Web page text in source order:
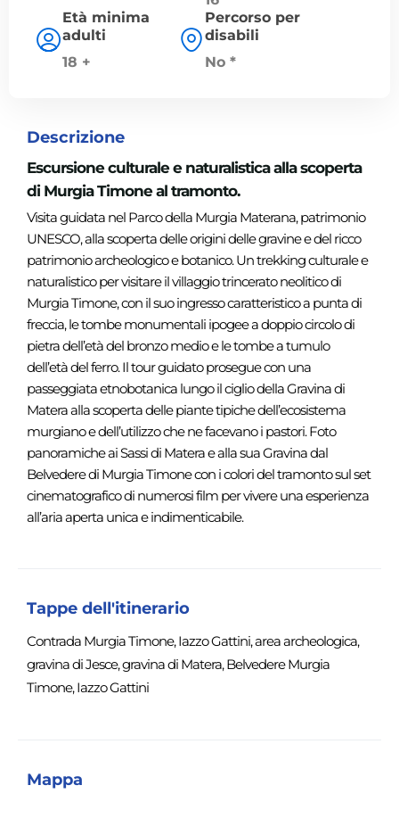
Età minima
adulti
18 +
Percorso per
disabili
No *
Descrizione
Escursione culturale e naturalistica alla scoperta
di Murgia Timone al tramonto.
Visita guidata nel Parco della Murgia Materana, patrimonio
UNESCO, alla scoperta delle origini delle gravine e del ricco
patrimonio archeologico e botanico. Un trekking culturale e
naturalistico per visitare il villaggio trincerato neolitico di
Murgia Timone, con il suo ingresso caratteristico a punta di
freccia, le tombe monumentali ipogee a doppio circolo di
pietra dell’età del bronzo medio e le tombe a tumulo
dell’età del ferro. Il tour guidato prosegue con una
passeggiata etnobotanica lungo il ciglio della Gravina di
Matera alla scoperta delle piante tipiche dell’ecosistema
murgiano e dell’utilizzo che ne facevano i pastori. Foto
panoramiche ai Sassi di Matera e alla sua Gravina dal
Belvedere di Murgia Timone con i colori del tramonto sul set
cinematografico di numerosi film per vivere una esperienza
all’aria aperta unica e indimenticabile.
Tappe dell'itinerario
Contrada Murgia Timone, Iazzo Gattini, area archeologica,
gravina di Jesce, gravina di Matera, Belvedere Murgia
Timone, Iazzo Gattini
Mappa